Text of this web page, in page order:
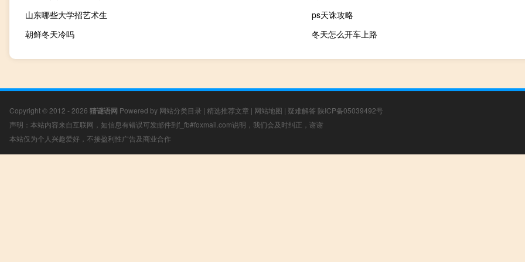
山东哪些大学招艺术生
ps天诛攻略
朝鲜冬天冷吗
冬天怎么开车上路
Copyright © 2012 - 2026 猜谜语网 Powered by 网站分类目录 | 精选推荐文章 | 网站地图 | 疑难解答 陕ICP备05039492号
声明：本站内容来自互联网，如信息有错误可发邮件到f_fb#foxmail.com说明，我们会及时纠正，谢谢
本站仅为个人兴趣爱好，不接盈利性广告及商业合作